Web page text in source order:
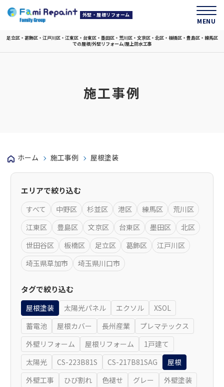
外壁・屋根リフォーム
足立区・葛飾区・江戸川区・江東区・台東区・墨田区・荒川区・文京区・北区・板橋区・豊島区・練馬区
での屋根/外壁リフォーム/屋上防水工事
MENU
施工事例
ホーム 施工事例 屋根塗装
エリアで絞り込む
すべて 中野区 杉並区 港区 練馬区
荒川区
江東区
豊島区 文京区 台東区 墨田区
北区
世田谷区
板橋区 足立区 葛飾区
江戸川区
埼玉県草加市
埼玉県川口市
タグで絞り込む
屋根塗装 太陽光パネル エクソル
XSOL
蓄電池
屋根カバー 長州産業
プレマテックス
外壁リフォーム
屋根リフォーム
1戸建て
太陽光
CS-223B81S CS-217B81SAG
屋根
外壁工事
ひび割れ 色褪せ グレー 外壁塗装